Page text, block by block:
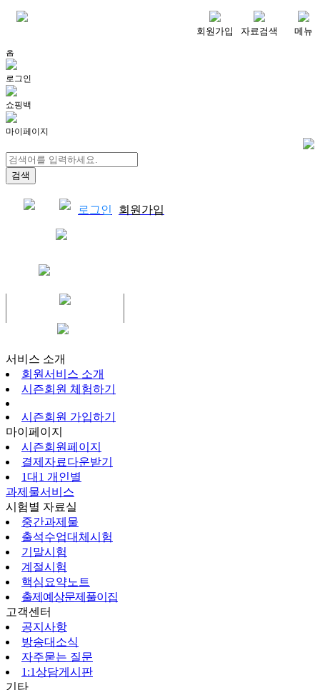
회원가입 자료검색 메뉴
홈
로그인
쇼핑백
마이페이지
로그인 회원가입
서비스 소개
회원서비스 소개
시즌회원 체험하기
시즌회원 가입하기
마이페이지
시즌회원페이지
결제자료다운받기
1대1 개인별
과제물서비스
시험별 자료실
중간과제물
출석수업대체시험
기말시험
계절시험
핵심요약노트
출제예상문제풀이집
고객센터
공지사항
방송대소식
자주묻는 질문
1:1상담게시판
기타